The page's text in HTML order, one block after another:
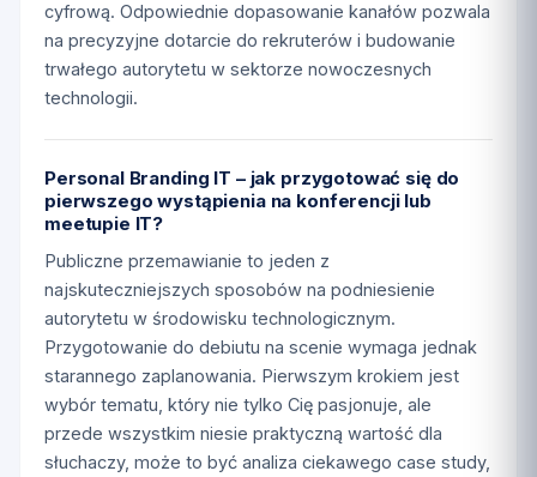
cyfrową. Odpowiednie dopasowanie kanałów pozwala
na precyzyjne dotarcie do rekruterów i budowanie
trwałego autorytetu w sektorze nowoczesnych
technologii.
Personal Branding IT – jak przygotować się do
pierwszego wystąpienia na konferencji lub
meetupie IT?
Publiczne przemawianie to jeden z
najskuteczniejszych sposobów na podniesienie
autorytetu w środowisku technologicznym.
Przygotowanie do debiutu na scenie wymaga jednak
starannego zaplanowania. Pierwszym krokiem jest
wybór tematu, który nie tylko Cię pasjonuje, ale
przede wszystkim niesie praktyczną wartość dla
słuchaczy, może to być analiza ciekawego case study,